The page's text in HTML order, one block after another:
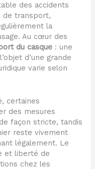
des accidents
de transport,
la
Au cœur des
du casque : une
d’une grande
varie selon
certaines
des mesures
façon stricte, tandis
reste vivement
légalement. Le
et liberté de
chez les